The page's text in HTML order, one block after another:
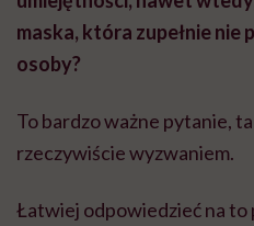
maska, która zupełnie nie
osoby?
To bardzo ważne pytanie,
rzeczywiście wyzwaniem.
Łatwiej odpowiedzieć na